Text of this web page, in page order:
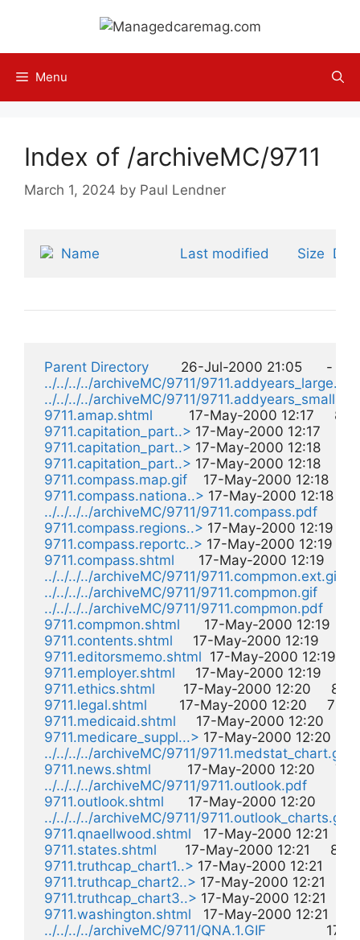
content
Menu
Index of /archiveMC/9711
March 1, 2024 by Paul Lendner
Name Last modified Size
Parent Directory
        26-Jul-2000 21:05      -
../../../../archiveMC/9711/9711.addyears_large.gif
../../../../archiveMC/9711/9711.addyears_small.gif
9711.amap.shtml
         17-May-2000 12:17     8k
9711.capitation_part..> 17-May-2000 12:17
9711.capitation_part..> 17-May-2000 12:18
9711.capitation_part..> 17-May-2000 12:18
9711.compass.map.gif
17-May-2000 12:18
9711.compass.nationa..> 17-May-2000 12:18
../../../../archiveMC/9711/9711.compass.pdf
9711.compass.regions..> 17-May-2000 12:19
9711.compass.reportc..> 17-May-2000 12:19
9711.compass.shtml
17-May-2000 12:19
../../../../archiveMC/9711/9711.compmon.ext.gif
../../../../archiveMC/9711/9711.compmon.gif
../../../../archiveMC/9711/9711.compmon.pdf
9711.compmon.shtml
17-May-2000 12:19
9711.contents.shtml
17-May-2000 12:19
9711.editorsmemo.shtml
17-May-2000 12:19
9711.employer.shtml
17-May-2000 12:19
9711.ethics.shtml
       17-May-2000 12:20     8k
9711.legal.shtml
        17-May-2000 12:20     7k
9711.medicaid.shtml
17-May-2000 12:20
9711.medicare_suppl...> 17-May-2000 12:20
../../../../archiveMC/9711/9711.medstat_chart.gif
9711.news.shtml
         17-May-2000 12:20     7k
../../../../archiveMC/9711/9711.outlook.pdf
9711.outlook.shtml
      17-May-2000 12:20     1k
../../../../archiveMC/9711/9711.outlook_charts.gif
9711.qnaellwood.shtml
17-May-2000 12:21
9711.states.shtml
       17-May-2000 12:21     8k
9711.truthcap_chart1..> 17-May-2000 12:21
9711.truthcap_chart2..> 17-May-2000 12:21
9711.truthcap_chart3..> 17-May-2000 12:21
9711.washington.shtml
17-May-2000 12:21
../../../../archiveMC/9711/QNA.1.GIF